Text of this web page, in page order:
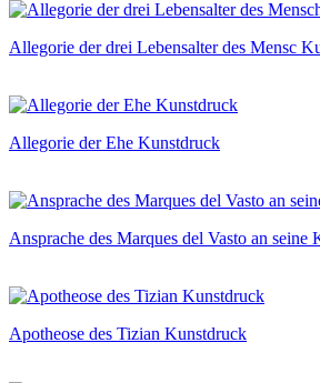
Allegorie der drei Lebensalter des Mensc
Allegorie der Ehe Kunstdruck
Ansprache des Marques del Vasto an seine
Apotheose des Tizian Kunstdruck